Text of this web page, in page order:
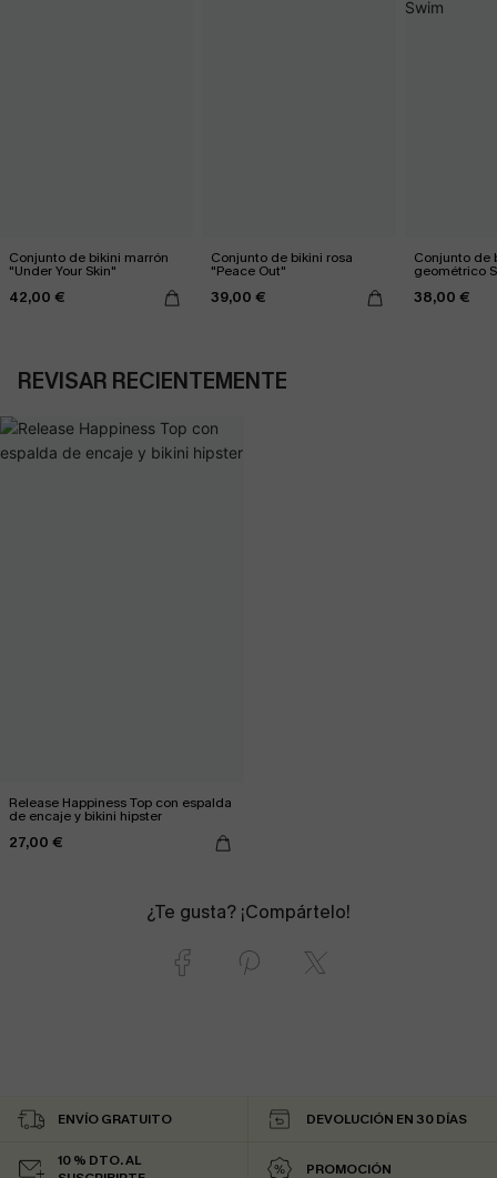
Conjunto de bikini marrón
"Under Your Skin"
42,00 €
Conjunto de bikini rosa
"Peace Out"
39,00 €
Conjunto de
geométrico
38,00 €
REVISAR RECIENTEMENTE
Release Happiness Top con espalda
de encaje y bikini hipster
27,00 €
¿Te gusta? ¡Compártelo!
ENVÍO GRATUITO DEVOLUCIÓN EN 30 DÍAS
10 % DTO. AL
PROMOCIÓN